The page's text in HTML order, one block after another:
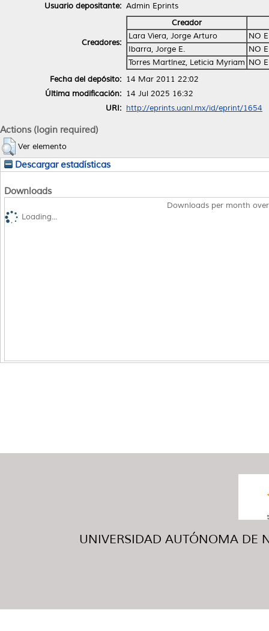
Usuario depositante: Admin Eprints
Creadores:
Creador
Lara Viera, Jorge Arturo
NO
Ibarra, Jorge E.
NO
Torres Martínez, Leticia Myriam NO
Fecha del depósito: 14 Mar 2011 22:02
Última modificación: 14 Jul 2025 16:32
URI: http://eprints.uanl.mx/id/eprint/1654
Actions (login required)
Ver elemento
Descargar estadísticas
Downloads
Downloads per month
Loading...
UNIVERSIDAD AUTÓNOMA DE